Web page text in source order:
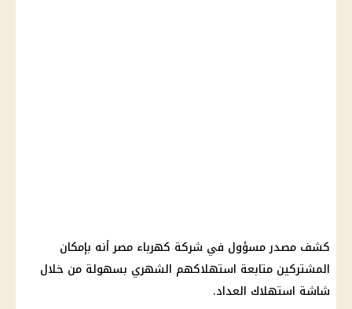
كشف مصدر مسؤول في شركة كهرباء مصر أنه بإمكان
المشتركين متابعة استهلاكهم الشهري بسهولة من خلال
شاشة استهلاك العداد.